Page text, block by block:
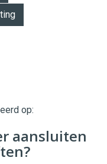
op:
aansluiten